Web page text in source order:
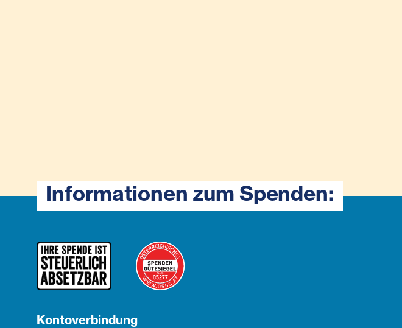
Informationen zum Spenden:
Kontoverbindung